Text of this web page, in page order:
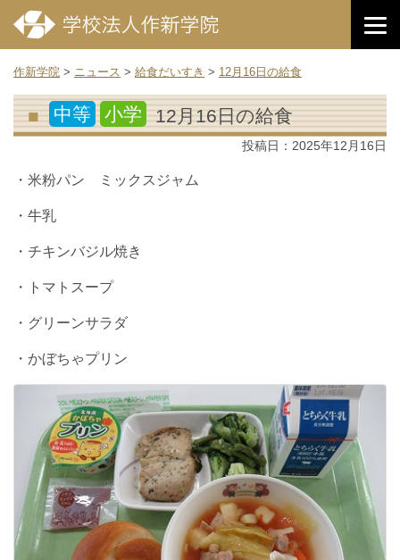
作新学院 > ニュース > 給食だいすき > 12月16日の給食
中等 小学 12月16日の給食
投稿日： 2025年12月16日
・米粉パン ミックスジャム
・牛乳
・チキンバジル焼き
・トマトスープ
・グリーンサラダ
・かぼちゃプリン